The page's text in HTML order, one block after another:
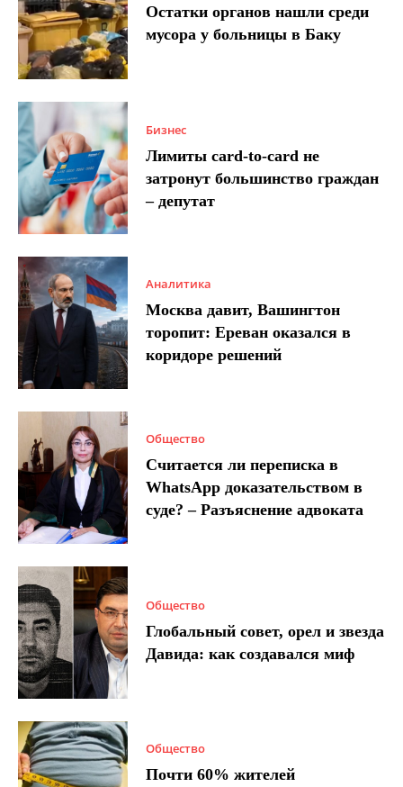
Остатки органов нашли среди
мусора у больницы в Баку
Бизнес
Лимиты card-to-card не
затронут большинство граждан
– депутат
Аналитика
Москва давит, Вашингтон
торопит: Ереван оказался в
коридоре решений
Общество
Считается ли переписка в
WhatsApp доказательством в
суде? – Разъяснение адвоката
Общество
Глобальный совет, орел и звезда
Давида: как создавался миф
Общество
Почти 60% жителей